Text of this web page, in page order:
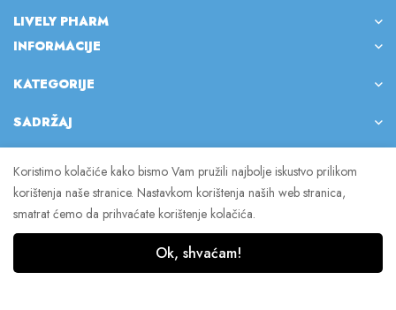
LIVELY PHARM
INFORMACIJE
KATEGORIJE
SADRŽAJ
© 2023 Lively Pharm. Sva prava pridržana.
Koristimo kolačiće kako bismo Vam pružili najbolje iskustvo prilikom
korištenja naše stranice. Nastavkom korištenja naših web stranica,
smatrat ćemo da prihvaćate korištenje kolačića.
Ok, shvaćam!